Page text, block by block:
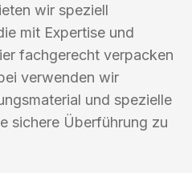
wir speziell
mit Expertise und
fachgerecht verpacken
verwenden wir
und spezielle
sichere Überführung zu